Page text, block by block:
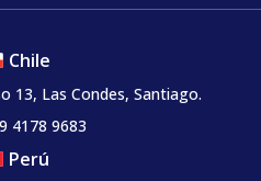
Chile
13, Las Condes, Santiago.
4178 9683
Perú